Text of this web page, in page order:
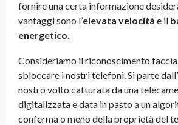
fornire una certa informazione
vantaggi sono l’elevata velocità e il
energetico
Consideriamo il riconoscimento
sbloccare i nostri telefoni. Si parte
nostro volto catturata da una
digitalizzata e data in pasto a un
conferma o meno della proprietà del